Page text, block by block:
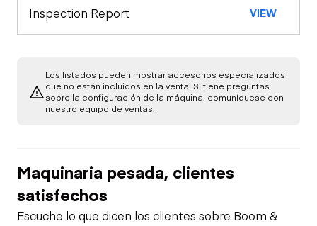
Safety Lock
Out/Stop
Indicator
Limited Function
Check
General Appearance
Safety
A/C Compressor
Oil Leaks
Drivetrain
Hydraulics
Pumps (Hydraulics)
Inspection Report VIEW
Los listados pueden mostrar accesorios especializados
que no están incluidos en la venta. Si tiene preguntas
sobre la configuración de la máquina, comuníquese con
nuestro equipo de ventas.
Maquinaria pesada, clientes
satisfechos
Escuche lo que dicen los clientes sobre Boom &